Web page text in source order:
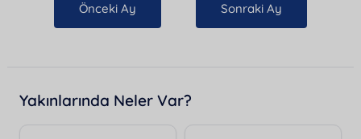
Önceki Ay Sonraki Ay
Yakınlarında Neler Var?